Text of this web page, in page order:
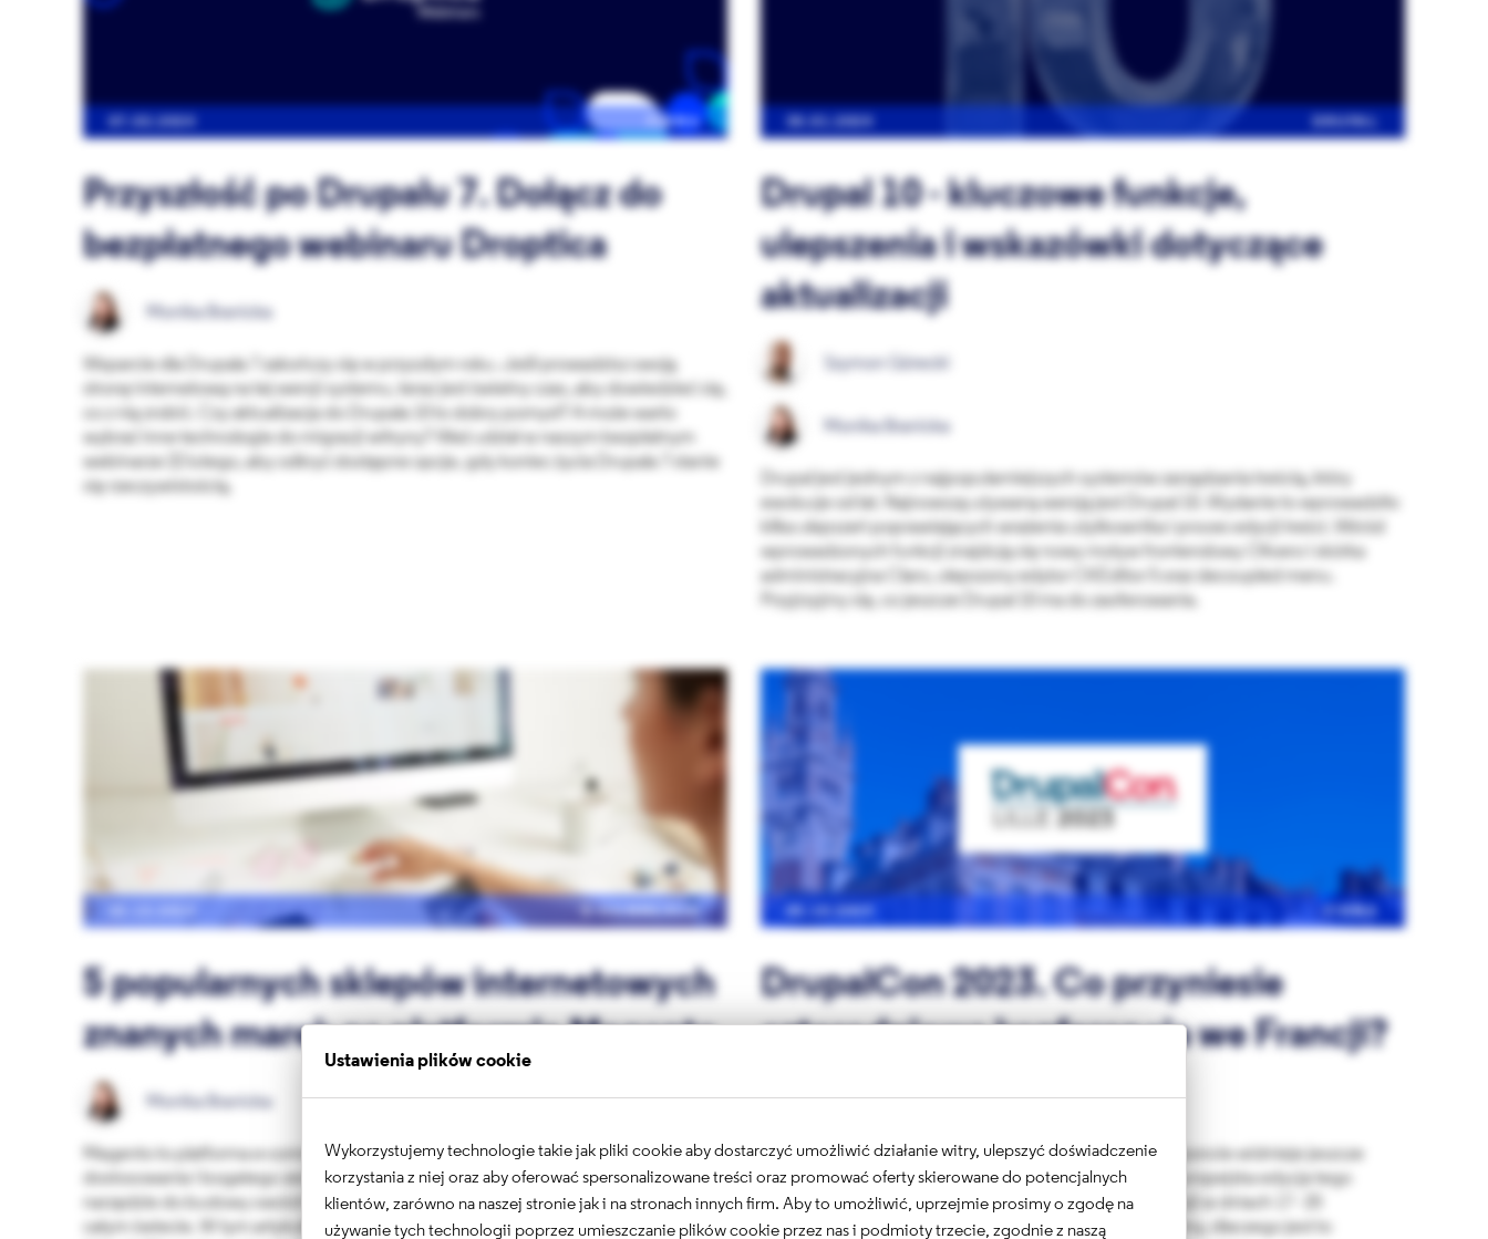
FIRMA
Przyszłość po Drupalu 7. Dołącz do
bezpłatnego webinaru Droptica
Monika Branicka
Wsparcie dla Drupala 7 zakończy się w przyszłym roku. Jeśli prowadzisz swoją
stronę internetową na tej wersji systemu, teraz jest świetny czas, aby dowiedzieć się,
co z nią zrobić. Czy aktualizacja do Drupala 10 to dobry pomysł? A może warto
wybrać inne technologie do migracji witryny? Weź udział w naszym bezpłatnym
webinarze 22 lutego, aby odkryć dostępne opcje, gdy koniec życia Drupala 7 stanie
się rzeczywistością.
Drupal 10 - kluczowe funkcje,
ulepszenia i wskazówki dotyczące
aktualizacji
Szymon Górecki
Monika Branicka
Drupal jest jednym z najpopularniejszych systemów zarządzania treścią, który
ewoluuje od lat. Najnowszą używaną wersją jest Drupal 10. Wydanie to wprowadziło
kilka ulepszeń poprawiających wrażenia użytkownika i proces edycji treści. Wśród
wprowadzonych funkcji znajdują się nowy motyw frontendowy Olivero i skórka
administracyjna Claro, ulepszony edytor CKEditor 5 oraz decoupled menu.
Przyjrzyjmy się, co jeszcze Drupal 10 ma do zaoferowania.
E-COMMERCE
5 popularnych sklepów internetowych
znanych marek na platformie Magento
Monika Branicka
Magento to platforma e-commerce, która słynie z wydajności, możliwości
dostosowania i bogatego zestawu funkcjonalności. Nic więc dziwnego, że po to
narzędzie do budowy swoich sklepów internetowych sięga wiele znanych marek na
całym świecie. W tym artykule przyjrzymy się kilku inspirującym przykładom, w
DrupalCon 2023. Co przyniesie
czterodniowa konferencja we Francji?
Monika Branicka
Choć sezon konferencji powoli dobiega końca, na horyzoncie widnieje jeszcze
jeden kluczowy punkt – DrupalCon 2023. Tegoroczna europejska edycja tego
edukacyjnego wydarzenia odbędzie się w Lille we Francji w dniach 17 - 20
października. Przyjrzyjmy się bliżej konferencji i zobaczmy, dlaczego jest to
Ustawienia plików cookie
Wykorzystujemy technologie takie jak pliki cookie aby dostarczyć umożliwić działanie witry, ulepszyć doświadczenie
korzystania z niej oraz aby oferować spersonalizowane treści oraz promować oferty skierowane do potencjalnych
klientów, zarówno na naszej stronie jak i na stronach innych firm. Aby to umożliwić, uprzejmie prosimy o zgodę na
używanie tych technologii poprzez umieszczanie plików cookie przez nas i podmioty trzecie, zgodnie z naszą